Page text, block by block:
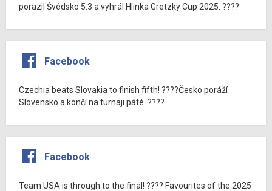
porazil Švédsko 5:3 a vyhrál Hlinka Gretzky Cup 2025. ????
Facebook
Czechia beats Slovakia to finish fifth! ????Česko poráží
Slovensko a končí na turnaji páté. ????
Facebook
Team USA is through to the final! ???? Favourites of the 2025